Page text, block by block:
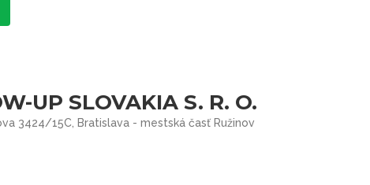
UP SLOVAKIA S. R. O.
3424/15C, Bratislava - mestská časť Ružinov